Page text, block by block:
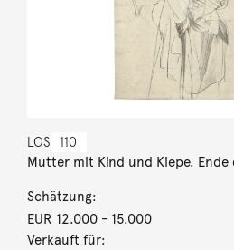
LOS 110
Mutter mit Kind und Kiepe. Ende
Schätzung:
EUR 12.000- 15.000
Verkauft für: